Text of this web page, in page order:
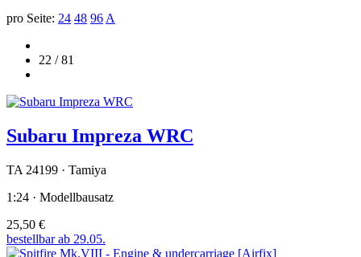
pro Seite: 24 48 96 A
22 / 81
Subaru Impreza WRC
TA 24199 · Tamiya
1:24 · Modellbausatz
25,50 €
bestellbar ab 29.05.